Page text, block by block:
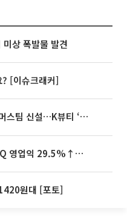
상 폭발물 발견
[이슈크래커]
‘글로벌 판매망’ 확대[K뷰티 라방戰]
LIG D&A, 천궁Ⅱ 수출에 2Q 영업익 29.5%↑…수주잔고 24.6조 [종합]
원대 [포토]